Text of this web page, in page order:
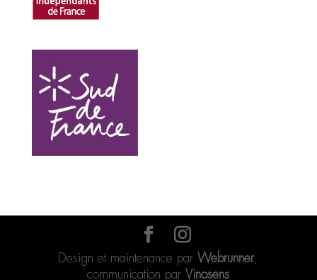
Design et maintenance par Webrunner,
communication par Vinosens